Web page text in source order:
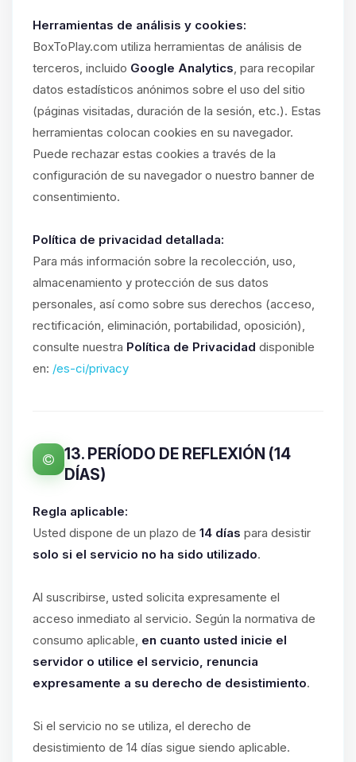
Herramientas de análisis y cookies:
BoxToPlay.com utiliza herramientas de análisis de
terceros, incluido Google Analytics, para recopilar
datos estadísticos anónimos sobre el uso del sitio
(páginas visitadas, duración de la sesión, etc.). Estas
herramientas colocan cookies en su navegador.
Puede rechazar estas cookies a través de la
configuración de su navegador o nuestro banner de
consentimiento.
Política de privacidad detallada:
Para más información sobre la recolección, uso,
almacenamiento y protección de sus datos
personales, así como sobre sus derechos (acceso,
rectificación, eliminación, portabilidad, oposición),
consulte nuestra Política de Privacidad disponible
en: /es-ci/privacy
13. PERÍODO DE REFLEXIÓN (14
DÍAS)
Regla aplicable:
Usted dispone de un plazo de 14 días para desistir
solo si el servicio no ha sido utilizado.
Al suscribirse, usted solicita expresamente el
acceso inmediato al servicio. Según la normativa de
consumo aplicable, en cuanto usted inicie el
servidor o utilice el servicio, renuncia
expresamente a su derecho de desistimiento.
Si el servicio no se utiliza, el derecho de
desistimiento de 14 días sigue siendo aplicable.